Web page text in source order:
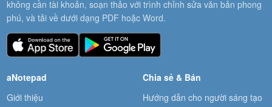
không cần tài khoản, soạn thảo với trình chỉnh sửa văn bản phong
phú, và tải về dưới dạng PDF hoặc Word.
aNotepad
Giới thiệu
Chia sẻ & Bán
Hướng dẫn cho người sáng tạo